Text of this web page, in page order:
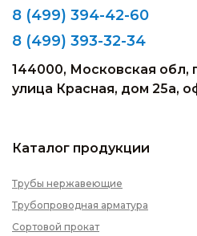
8 (499) 394-42-60
8 (499) 393-32-34
144000, Московская обл,
улица Красная, дом 25а,
Каталог продукции
Трубы нержавеющие
Трубопроводная арматура
Сортовой прокат